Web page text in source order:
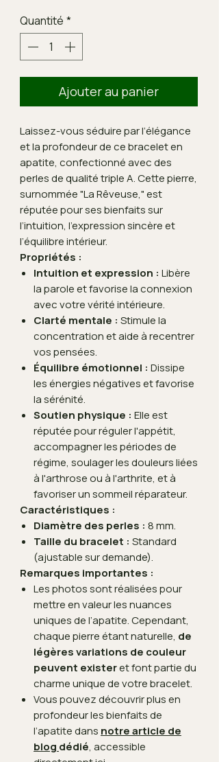
Quantité *
Ajouter au panier
Laissez-vous séduire par l’élégance
et la profondeur de ce bracelet en
apatite, confectionné avec des
perles de qualité triple A. Cette pierre,
surnommée "La Rêveuse," est
réputée pour ses bienfaits sur
l’intuition, l’expression sincère et
l’équilibre intérieur.
Propriétés :
Intuition et expression : Libère
la parole et favorise la connexion
avec votre vérité intérieure.
Clarté mentale : Stimule la
concentration et aide à recentrer
vos pensées.
Équilibre émotionnel : Dissipe
les énergies négatives et favorise
la sérénité.
Soutien physique : Elle est
réputée pour réguler l'appétit,
accompagner les périodes de
régime, soulager les douleurs liées
à l'arthrose ou à l'arthrite, et à
favoriser un sommeil réparateur.
Caractéristiques :
Diamètre des perles : 8 mm.
Taille du bracelet : Standard
(ajustable sur demande).
Remarques importantes :
Les photos sont réalisées pour
mettre en valeur les nuances
uniques de l’apatite. Cependant,
chaque pierre étant naturelle, de
légères variations de couleur
peuvent existeret font partie du
charme unique de votre bracelet.
Vous pouvez découvrir plus en
profondeur les bienfaits de
l’apatite dans notre article de
blog dédié, accessible